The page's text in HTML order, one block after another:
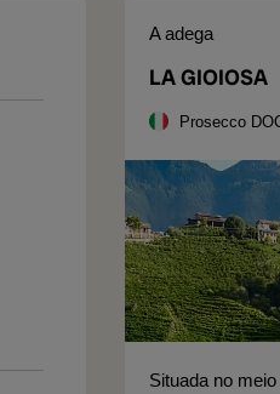
A adega
LA GIOIOSA
Prosecco
Situada no